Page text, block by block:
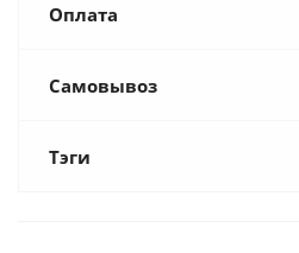
Оплата
Самовывоз
Тэги